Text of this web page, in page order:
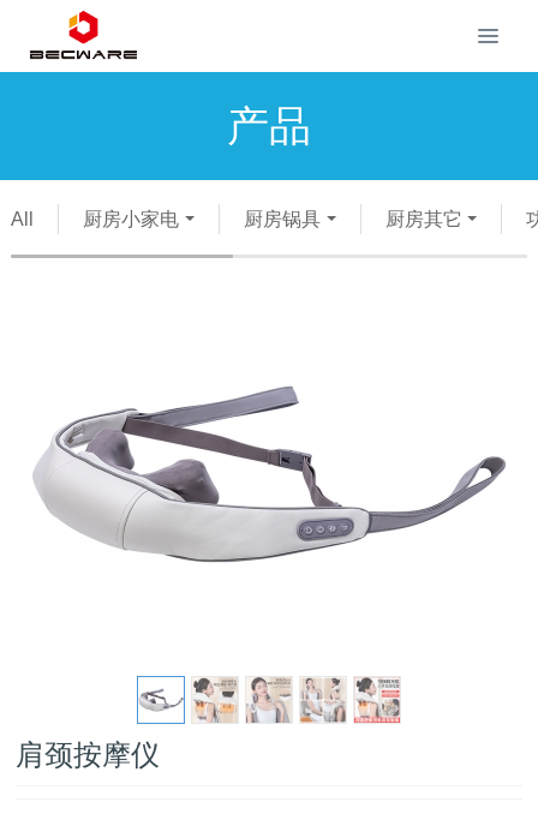
产品
All 厨房小家电 厨房锅具 厨房其它
肩颈按摩仪